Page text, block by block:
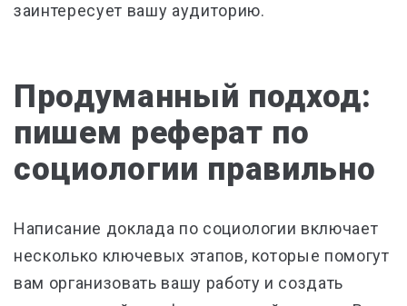
заинтересует вашу аудиторию.
Продуманный подход:
пишем реферат по
социологии правильно
Написание доклада по социологии включает
несколько ключевых этапов, которые помогут
вам организовать вашу работу и создать